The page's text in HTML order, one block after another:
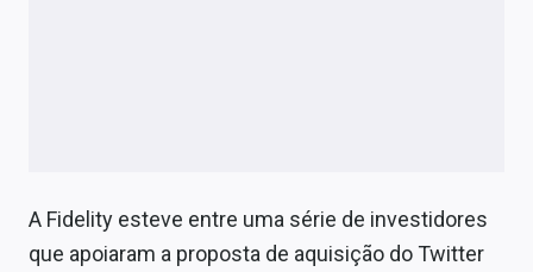
A Fidelity esteve entre uma série de investidores
que apoiaram a proposta de aquisição do Twitter